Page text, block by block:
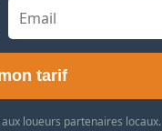
tarif
loueurs partenaires locaux.